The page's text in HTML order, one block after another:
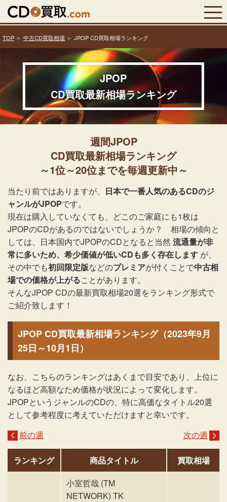
TOP 中古CD買取相場 JPOP CD買取相場ランキング
JPOP
CD買取最新相場ランキング
週間JPOP
CD買取最新相場ランキング
～1位～20位までを毎週更新中～
当たり前ではありますが、 日本で一番人気のあるCDのジ
ャンルがJPOPです。
現在は購入していなくても、どこのご家庭にも1枚は
JPOPのCDがあるのではないでしょうか？ 相場の傾向と
しては、日本国内でJPOPのCDとなると当然 流通量が非
常に多いため、希少価値が低いCDも多く存在します が、
その中でも初回限定版などのプレミアが付くことで中古相
場での価格が上がることがあります。
そんなJPOP CDの最新買取相場20選をランキング形式で
ご紹介致します！
JPOP CD買取最新相場ランキング（2023年9月
25日～10月1日）
なお、こちらのランキングはあくまで目安であり、上位に
なるほど高額なため価格が状況によって変化します。
JPOPというジャンルのCDの、特に高価なタイトル20選
として参考程度に考えていただけますと幸いです。
前の週
次の週
ランキング 商品タイトル 買取相場
小室哲哉 (TM
NETWORK) TK